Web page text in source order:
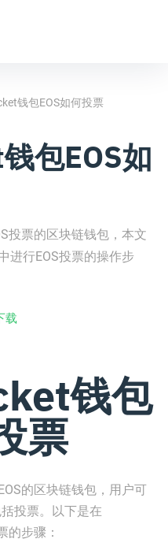
钱包EOS如何投票
包EOS如
投票的区块链钱包，本文
进行EOS投票的操作步
载
钱包
票
的区块链钱包，用户可
投票。以下是在
的步骤：